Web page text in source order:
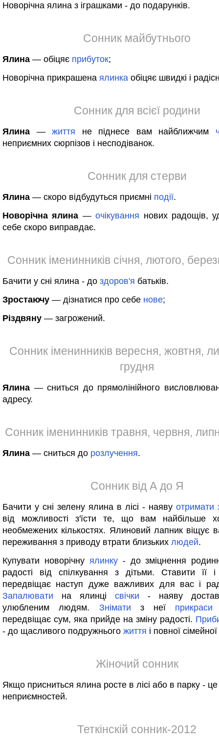
Новорічна ялина з іграшками - до подарунків.
Сонник майбутнього
Ялина — обіцяє прибуток;
Новорічна прикрашена ялинка обіцяє швидкі і
Сонник для всієї родини
Ялина — життя не піднесе вам найближчим
неприємних сюрпізов і несподіванок.
Сонник для стерви
Ялина — скоро відбудуться приємні події.
Новорічна ялина —очікування нових радощів,
себе скоро виправдає.
Сонник іменинників січня, лютого,
Бачити у сні ялина - до здоров'я батьків.
Зростаючу — дізнатися про себе нове;
Різдвяну — загрожений.
Сонник іменинників вересня, жовтня,
грудня
Ялина — сниться до прямолінійного
адресу.
Сонник іменинників травня, червня,
Ялина — сниться до розлучення.
Сонник від А до Я
Бачити у сні зелену ялина в лісі - наяву отримати
від можливості з'їсти те, що вам найбільше
необмежених кількостях. Ялиновий лапник віщує
переживання з приводу втрати близьких людей.
Купувати новорічну ялинку- до зміцнення
радості від спілкування з дітьми. Ставити її
передвіщає наступ дуже важливих для вас і
Запалювати на ялинці свічки - наяву
улюбленим людям. Знімати з неї прикраси
передвіщає сум, яка прийде на зміну радості.
- до щасливого подружнього життя і повної сімейної
Жіночий сонник
Якщо присниться ялина росте в лісі або в парку -
неприємностей.
Теткінскій сонник-2012